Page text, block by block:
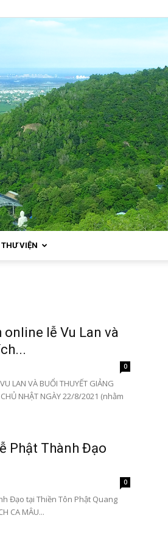
Quang
THƯ VIỆN
lễ Vu Lan và
0
LAN VÀ BUỔI THUYẾT GIẢNG
NHẬT NGÀY 22/8/2021 (nhằm
Phật Thành Đạo
0
Đạo tại Thiền Tôn Phật Quang
CA MÂU...